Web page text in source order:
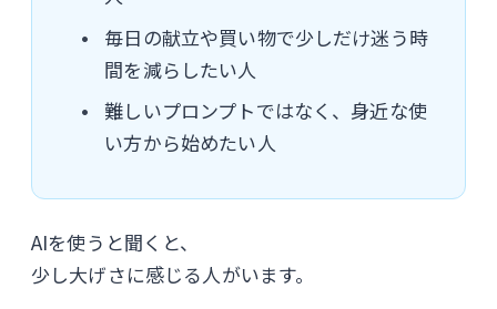
毎日の献立や買い物で少しだけ迷う時
間を減らしたい人
難しいプロンプトではなく、身近な使
い方から始めたい人
AIを使うと聞くと、
少し大げさに感じる人がいます。